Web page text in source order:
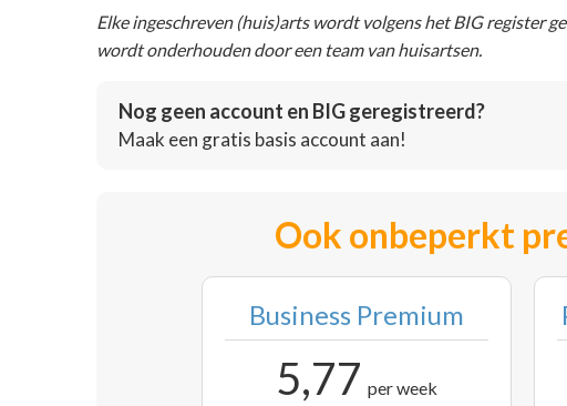
Elke ingeschreven (huis)arts wordt volgens het BIG register
wordt onderhouden door een team van huisartsen.
Nog geen account en BIG geregistreerd?
Maak een gratis basis account aan!
Ook onbeperkt
Business Premium
5,77 per week